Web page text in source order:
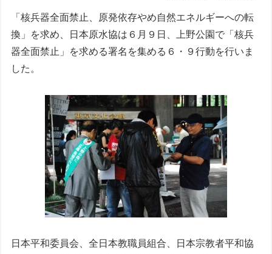
「核兵器全面禁止、原発依存やめ自然エネルギーへの転
換」を求め、日本原水協は６月９日、上野公園で「核兵
器全面禁止」を求める署名を集める６・９行動を行いま
した。
日本平和委員会、全日本教職員組合、日本宗教者平和協